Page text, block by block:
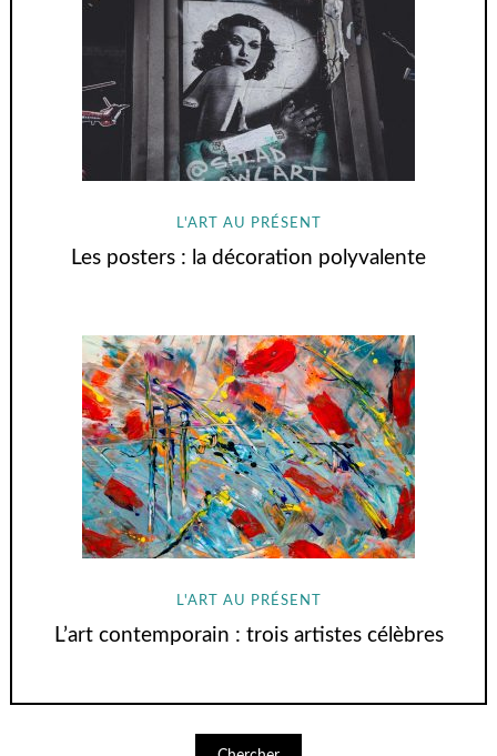
L'ART AU PRÉSENT
Les posters : la décoration polyvalente
L'ART AU PRÉSENT
L’art contemporain : trois artistes célèbres